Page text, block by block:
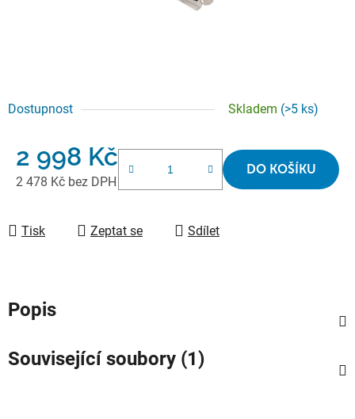
Dostupnost Skladem (>5 ks)
2 998 Kč
2 478 Kč bez DPH
DO KOŠÍKU
Tisk Zeptat se Sdílet
Popis
Související soubory (1)